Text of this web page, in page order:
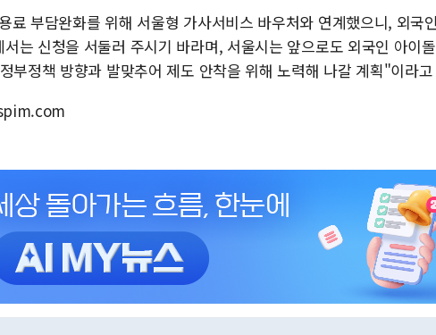
료 부담완화를 위해 서울형 가사서비스 바우처와 연계했으니, 외국
서는 신청을 서둘러 주시기 바라며, 서울시는 앞으로도 외국인 아이
부정책 방향과 발맞추어 제도 안착을 위해 노력해 나갈 계획"이라